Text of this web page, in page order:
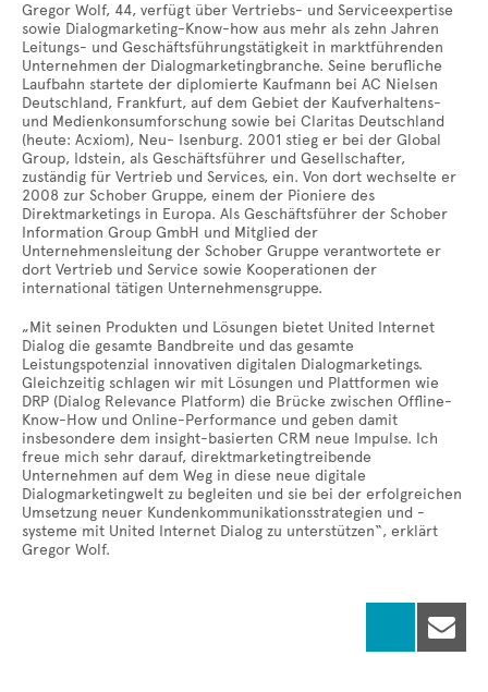
Gregor Wolf, 44, verfügt über Vertriebs- und Serviceexpertise
sowie Dialogmarketing-Know-how aus mehr als zehn Jahren
Leitungs- und Geschäftsführungstätigkeit in marktführenden
Unternehmen der Dialogmarketingbranche. Seine berufliche
Laufbahn startete der diplomierte Kaufmann bei AC Nielsen
Deutschland, Frankfurt, auf dem Gebiet der Kaufverhaltens-
und Medienkonsumforschung sowie bei Claritas Deutschland
(heute: Acxiom), Neu- Isenburg. 2001 stieg er bei der Global
Group, Idstein, als Geschäftsführer und Gesellschafter,
zuständig für Vertrieb und Services, ein. Von dort wechselte er
2008 zur Schober Gruppe, einem der Pioniere des
Direktmarketings in Europa. Als Geschäftsführer der Schober
Information Group GmbH und Mitglied der
Unternehmensleitung der Schober Gruppe verantwortete er
dort Vertrieb und Service sowie Kooperationen der
international tätigen Unternehmensgruppe.
„Mit seinen Produkten und Lösungen bietet United Internet
Dialog die gesamte Bandbreite und das gesamte
Leistungspotenzial innovativen digitalen Dialogmarketings.
Gleichzeitig schlagen wir mit Lösungen und Plattformen wie
DRP (Dialog Relevance Platform) die Brücke zwischen Offline-
Know-How und Online-Performance und geben damit
insbesondere dem insight-basierten CRM neue Impulse. Ich
freue mich sehr darauf, direktmarketingtreibende
Unternehmen auf dem Weg in diese neue digitale
Dialogmarketingwelt zu begleiten und sie bei der erfolgreichen
Umsetzung neuer Kundenkommunikationsstrategien und -
systeme mit United Internet Dialog zu unterstützen“, erklärt
Gregor Wolf.
